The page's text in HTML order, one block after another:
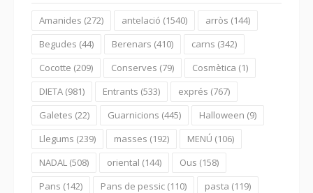
Amanides (272) antelació (1540) arròs (144)
Begudes (44) Berenars (410) carns (342)
Cocotte (209) Conserves (79) Cosmètica (1)
DIETA (981) Entrants (533) exprés (767)
Galetes (22) Guarnicions (445) Halloween (9)
Llegums (239) masses (192) MENÚ (106)
NADAL (508) oriental (144) Ous (158)
Pans (142) Pans de pessic (110) pasta (119)